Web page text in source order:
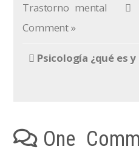
Trastorno mental
Comment »
Psicología ¿qué es y
One